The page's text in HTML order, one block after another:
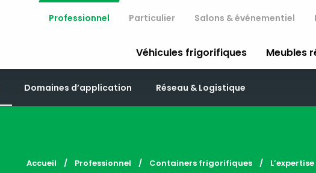
Professionnel Particulier Salons & événementiel
Véhicules frigorifiques Meubles
Domaines d’application Réseau & Logistique
Accueil Professionnel Containers frigorifiques Current:
L’expertise